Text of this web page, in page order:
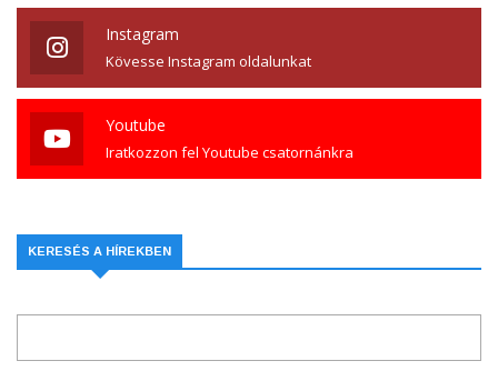
Instagram
Kövesse Instagram oldalunkat
Youtube
Iratkozzon fel Youtube csatornánkra
KERESÉS A HÍREKBEN